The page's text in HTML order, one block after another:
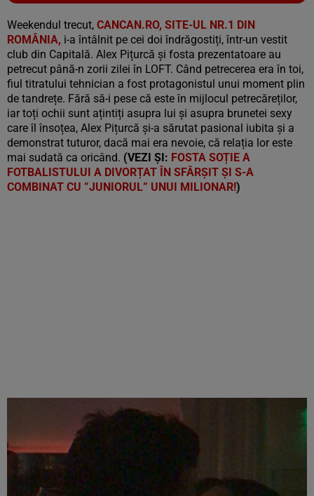
Vezi galeria foto
7 poze
Weekendul trecut, CANCAN.RO, SITE-UL NR.1 DIN
ROMÂNIA, i-a întâlnit pe cei doi îndrăgostiți, într-un vestit
club din Capitală. Alex Pițurcă și fosta prezentatoare au
petrecut până-n zorii zilei în LOFT. Când petrecerea era în toi,
fiul titratului tehnician a fost protagonistul unui moment plin
de tandrețe. Fără să-i pese că este în mijlocul petrecăreților,
iar toți ochii sunt ațintiți asupra lui și asupra brunetei sexy
care îl însoțea, Alex Pițurcă și-a sărutat pasional iubita și a
demonstrat tuturor, dacă mai era nevoie, că relația lor este
mai sudată ca oricând. (VEZI ȘI: FOSTA SOȚIE A
FOTBALISTULUI A DIVORȚAT ÎN SFÂRȘIT ȘI S-A
COMBINAT CU ”JUNIORUL” UNUI MILIONAR!)